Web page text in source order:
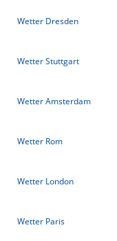
Wetter Dresden
Wetter Stuttgart
Wetter Amsterdam
Wetter Rom
Wetter London
Wetter Paris